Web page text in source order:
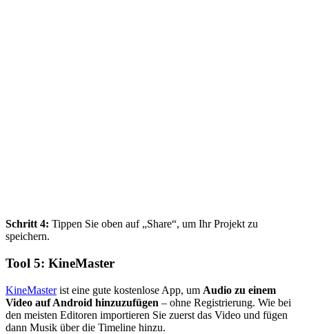
Schritt 4: Tippen Sie oben auf „Share“, um Ihr Projekt zu
speichern.
Tool 5: KineMaster
KineMasterist eine gute kostenlose App, um Audio zu einem
Video auf Android hinzuzufügen – ohne Registrierung. Wie bei
den meisten Editoren importieren Sie zuerst das Video und fügen
dann Musik über die Timeline hinzu.